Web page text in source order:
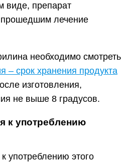
виде, препарат
прошедшим лечение
необходимо смотреть
– срок хранения продукта
изготовления,
не выше 8 градусов.
к употреблению
употреблению этого